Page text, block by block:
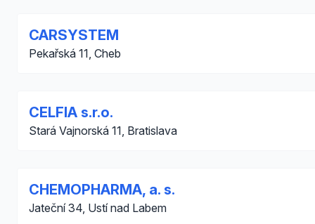
CARSYSTEM
Pekařská 11, Cheb
CELFIA s.r.o.
Stará Vajnorská 11, Bratislava
CHEMOPHARMA, a. s.
Jateční 34, Ustí nad Labem